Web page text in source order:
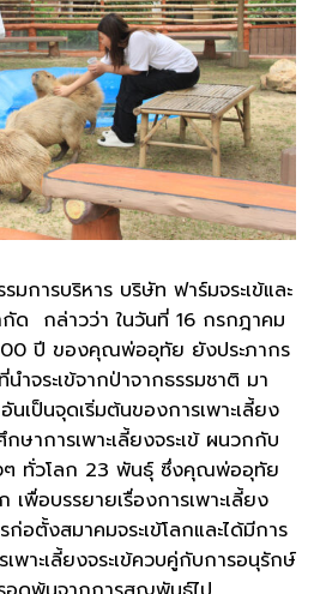
การบริหาร บริษัท ฟาร์มจระเข้และ
ด กล่าวว่า ในวันที่ 16 กรกฎาคม
ปี ของคุณพ่ออุทัย ยังประภากร
ำจระเข้จากป่าจากธรรมชาติ มา
นเป็นจุดเริ่มต้นของการเพาะเลี้ยง
กษาการเพาะเลี้ยงจระเข้ ผนวกกับ
ๆ ทั่วโลก 23 พันธุ์ ซึ่งคุณพ่ออุทัย
พื่อบรรยายเรื่องการเพาะเลี้ยง
ก่อตั้งสมาคมจระเข้โลกและได้มีการ
พาะเลี้ยงจระเข้ควบคู่กับการอนุรักษ์